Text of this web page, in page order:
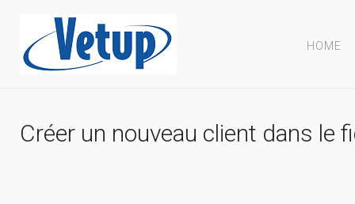
HOME
Créer un nouveau client dans le